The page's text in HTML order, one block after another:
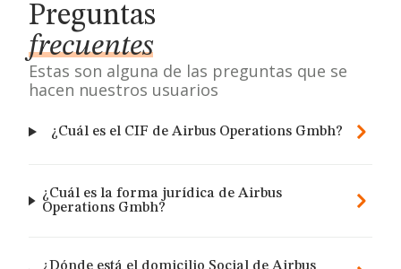
Preguntas
frecuentes
Estas son alguna de las preguntas que se
hacen nuestros usuarios
¿Cuál es el CIF de Airbus Operations Gmbh?
¿Cuál es la forma jurídica de Airbus
Operations Gmbh?